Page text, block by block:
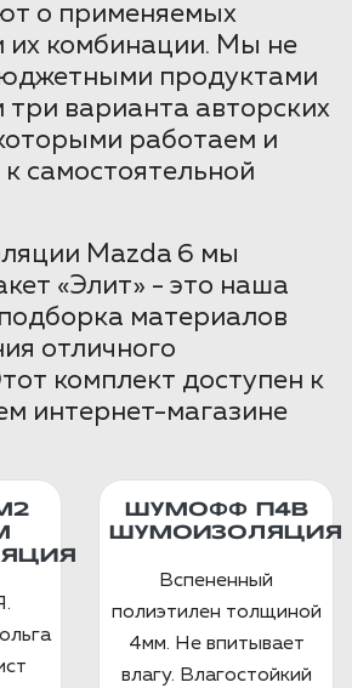
о применяемых
их комбинации. Мы не
продуктами
три варианта авторских
работаем и
самостоятельной
Mazda 6 мы
«Элит» - это наша
материалов
отличного
комплект доступен к
интернет-магазине
ШУМОФФ П4В
ШУМОИЗОЛЯЦИЯ
Вспененный
полиэтилен толщиной
4мм. Не впитывает
влагу. Влагостойкий